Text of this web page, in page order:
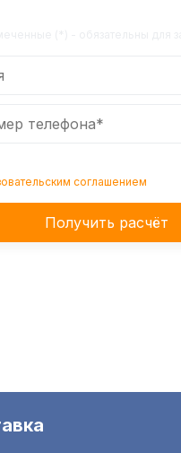
соглашением
Получить расчёт